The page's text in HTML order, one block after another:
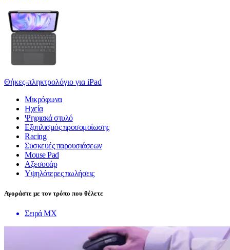
Θήκες-πληκτρολόγιο για iPad
Μικρόφωνα
Ηχεία
Ψηφιακά στυλό
Εξοπλισμός προσομοίωσης
Racing
Συσκευές παρουσιάσεων
Mouse Pad
Αξεσουάρ
Υψηλότερες πωλήσεις
Αγοράστε με τον τρόπο που θέλετε
Σειρά MX